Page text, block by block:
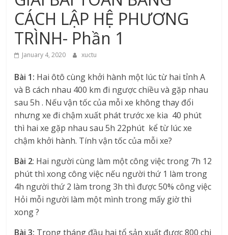
CÁCH LẬP HỆ PHƯƠNG
TRÌNH- Phần 1
January 4, 2020 xuctu
Bài 1: Hai ôtô cùng khởi hành một lúc từ hai tỉnh A
và B cách nhau 400 km đi ngược chiều và gặp nhau
sau 5h . Nếu vận tốc của mỗi xe không thay đổi
nhưng xe đi chậm xuất phát trước xe kia 40 phút
thì hai xe gặp nhau sau 5h 22phút kể từ lúc xe
chậm khởi hành. Tính vận tốc của mỗi xe?
Bài 2: Hai người cùng làm một công việc trong 7h 12
phút thì xong công việc nếu người thứ 1 làm trong
4h người thứ 2 làm trong 3h thì được 50% công việc
Hỏi mỗi người làm một mình trong mấy giờ thì
xong ?
Bài 3: Trong tháng đầu hai tổ sản xuất được 800 chi